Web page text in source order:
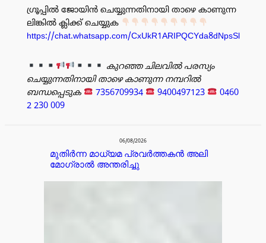
ഗ്രൂപ്പിൽ ജോയിൻ ചെയ്യുന്നതിനായി താഴെ കാണുന്ന
ലിങ്കിൽ ക്ലിക്ക് ചെയ്യുക
https://chat.whatsapp.com/CxUkR1ARIPQCYda8dNpsSl
കുറഞ്ഞ ചിലവിൽ പരസ്യം
ചെയ്യുന്നതിനായി താഴെ കാണുന്ന നമ്പറിൽ
ബന്ധപ്പെടുക
7356709934 9400497123
0460
2 230 009
06/08/2026
മുതിർന്ന മാധ്യമ പ്രവർത്തകൻ അലി
മോഗ്രാൽ അന്തരിച്ചു